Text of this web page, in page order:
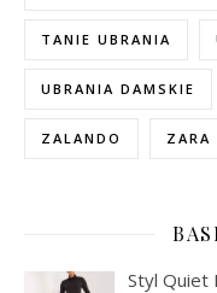
TANIE UBRANIA
UBRANIA DAMSKIE
ZALANDO ZARA
Styl Quiet